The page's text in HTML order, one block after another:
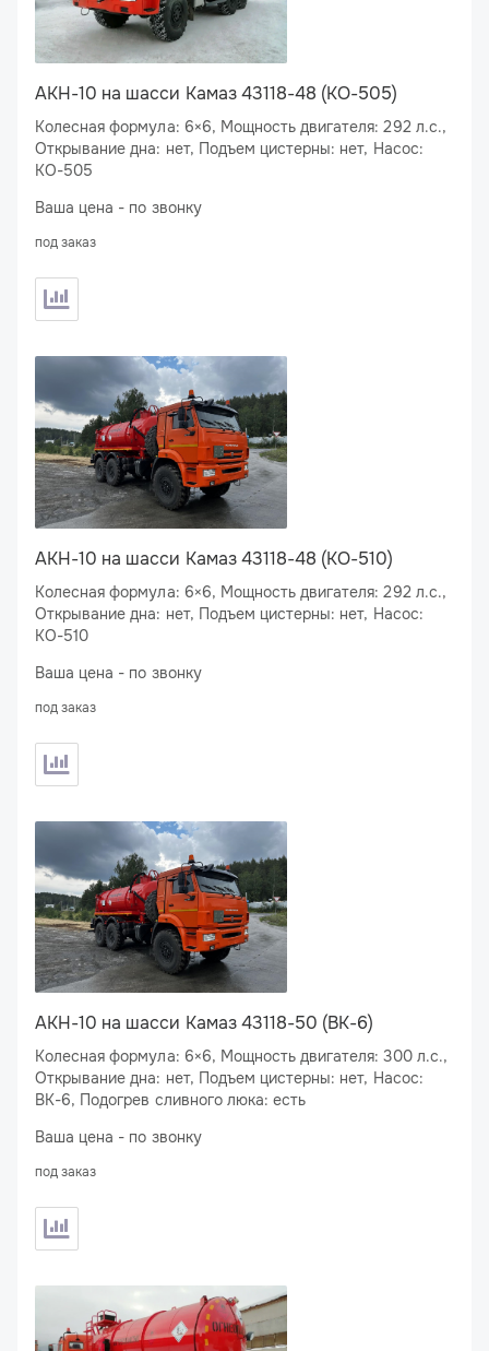
АКН-10 на шасси Камаз 43118-48 (КО-505)
Колесная формула: 6×6, Мощность двигателя: 292 л.с.,
Открывание дна: нет, Подъем цистерны: нет, Насос:
КО-505
Ваша цена - по звонку
под заказ
АКН-10 на шасси Камаз 43118-48 (КО-510)
Колесная формула: 6×6, Мощность двигателя: 292 л.с.,
Открывание дна: нет, Подъем цистерны: нет, Насос:
КО-510
Ваша цена - по звонку
под заказ
АКН-10 на шасси Камаз 43118-50 (BK-6)
Колесная формула: 6×6, Мощность двигателя: 300 л.с.,
Открывание дна: нет, Подъем цистерны: нет, Насос:
ВК-6, Подогрев сливного люка: есть
Ваша цена - по звонку
под заказ